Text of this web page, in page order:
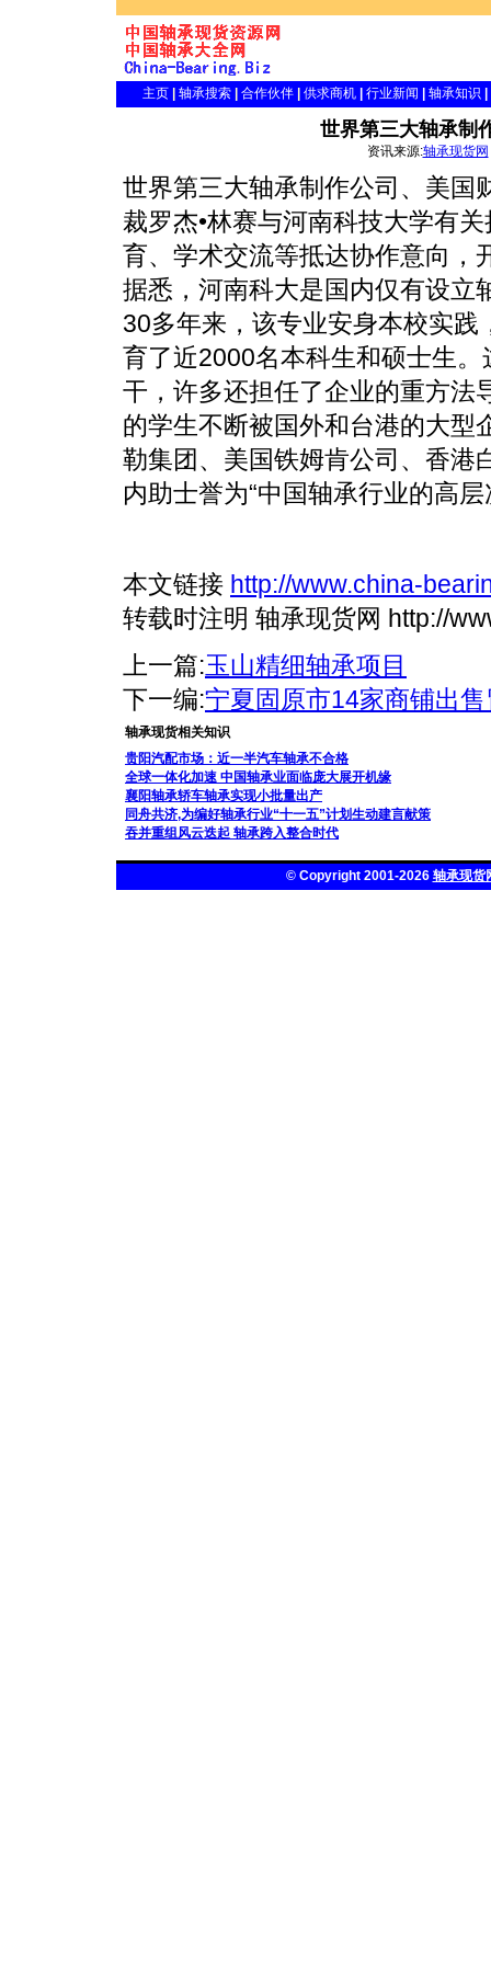
主页 轴承搜索 合作伙伴 供求商机 行业新闻 轴承知识
世界第三大轴承制
资讯来源:轴承现货网
世界第三大轴承制作公司、美
裁罗杰•林赛与河南科技大学有
育、学术交流等抵达协作意向，
据悉，河南科大是国内仅有设立
30多年来，该专业安身本校实
育了近2000名本科生和硕士生
干，许多还担任了企业的重方法
的学生不断被国外和台港的大型
勒集团、美国铁姆肯公司、香港
内助士誉为“中国轴承行业的高
本文链接 http://www.china-
转载时注明 轴承现货网 http://
上一篇:玉山精细轴承项目
下一编:宁夏固原市14家商铺出
轴承现货相关知识
贵阳汽配市场：近一半汽车轴承不合格
全球一体化加速 中国轴承业面临庞大展开机缘
襄阳轴承轿车轴承实现小批量出产
同舟共济,为编好轴承行业“十一五”计划生动建言献策
吞并重组风云迭起 轴承跨入整合时代
© Copyright 2001-2026 轴承现货